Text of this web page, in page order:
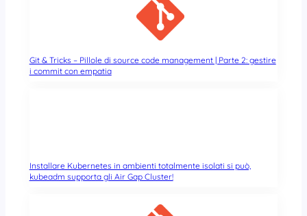
Git & Tricks – Pillole di source code management | Parte 2: gestire
i commit con empatia
Installare Kubernetes in ambienti totalmente isolati si può,
kubeadm supporta gli Air Gap Cluster!